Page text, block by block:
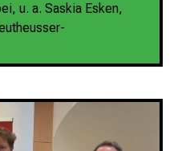
u. a. Saskia Esken,